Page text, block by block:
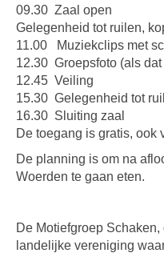
09.30 Zaal open
Gelegenheid tot ruilen,
11.00 Muziekclips met
12.30 Groepsfoto (als
12.45 Veiling
15.30 Gelegenheid tot
16.30 Sluiting zaal
De toegang is gratis, ook
De planning is om na
Woerden te gaan eten.
De Motiefgroep
landelijke vereniging